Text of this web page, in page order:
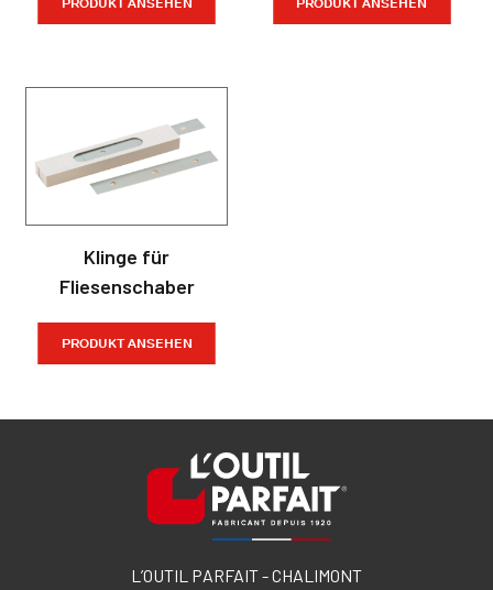
Klinge für
Fliesenschaber
PRODUKT ANSEHEN
L’OUTIL PARFAIT - CHALIMONT